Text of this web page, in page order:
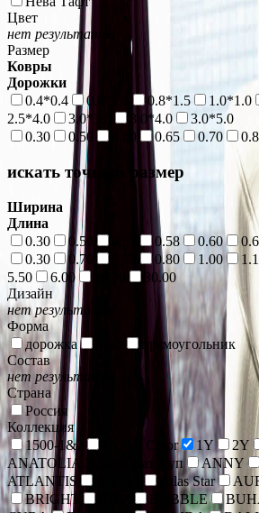
Цвет
нет результатов
Размер
Ковры
Дорожки
0.4*0.4
0.6*1.1 0.8*1.5 1.0*1.0
2.5*4.0
3.0*3.0 3.0*4.0
3.0*5.0
0.30
0.50 0.60 0.65 0.70
искать точный размер
Ширина
Длина
0.30
0.50 0.58 0.60
0.30
0.70 0.80 1.00
5.50
6.00
30.00
Дизайн
нет результатов
Форма
дорожка
прямоугольник
Состав
нет результатов
Страна
Россия
Коллекция
1500-1&2
1500-9 Color 1Y 2Y
ANATOLIA Эскана Кат Луп
ANNY
ATLANTIS
Atlas Star
BRIGHT
BUBBLE